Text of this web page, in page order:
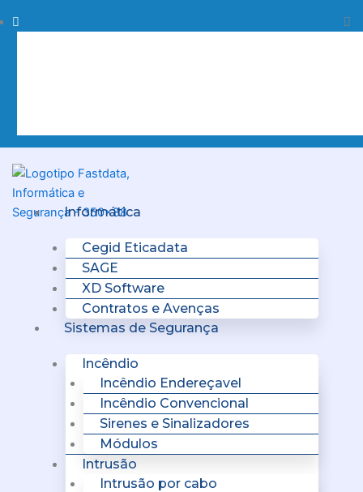
to
Procurar
Informática
Cegid Eticadata
SAGE
XD Software
Contratos e Avenças
Sistemas de Segurança
Incêndio
Incêndio Endereçavel
Incêndio Convencional
Sirenes e Sinalizadores
Módulos
Intrusão
Intrusão por cabo
Menu